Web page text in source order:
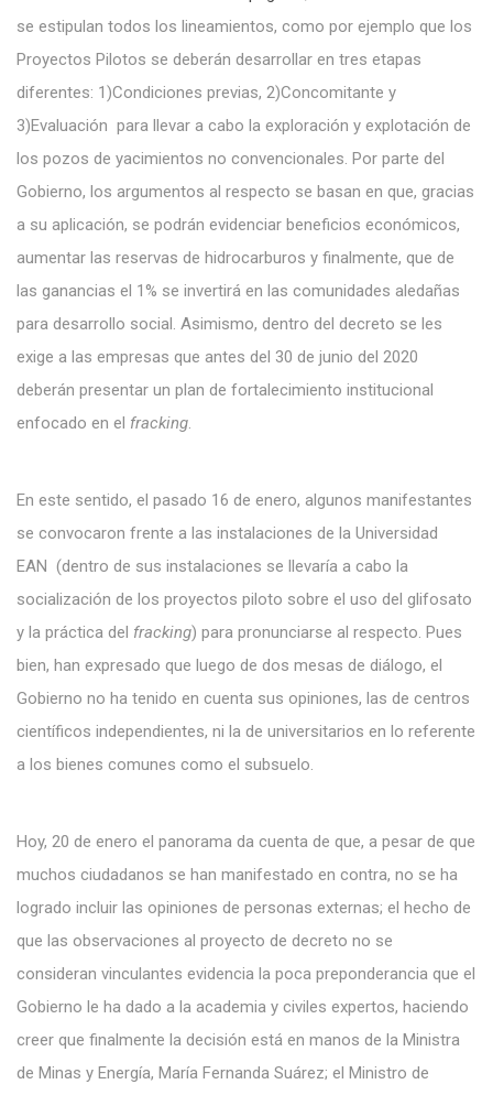
se estipulan todos los lineamientos, como por ejemplo que los
Proyectos Pilotos se deberán desarrollar en tres etapas
diferentes: 1)Condiciones previas, 2)Concomitante y
3)Evaluación para llevar a cabo la exploración y explotación de
los pozos de yacimientos no convencionales. Por parte del
Gobierno, los argumentos al respecto se basan en que, gracias
a su aplicación, se podrán evidenciar beneficios económicos,
aumentar las reservas de hidrocarburos y finalmente, que de
las ganancias el 1% se invertirá en las comunidades aledañas
para desarrollo social. Asimismo, dentro del decreto se les
exige a las empresas que antes del 30 de junio del 2020
deberán presentar un plan de fortalecimiento institucional
enfocado en el fracking.
En este sentido, el pasado 16 de enero, algunos manifestantes
se convocaron frente a las instalaciones de la Universidad
EAN (dentro de sus instalaciones se llevaría a cabo la
socialización de los proyectos piloto sobre el uso del glifosato
y la práctica del fracking) para pronunciarse al respecto. Pues
bien, han expresado que luego de dos mesas de diálogo, el
Gobierno no ha tenido en cuenta sus opiniones, las de centros
científicos independientes, ni la de universitarios en lo referente
a los bienes comunes como el subsuelo.
Hoy, 20 de enero el panorama da cuenta de que, a pesar de que
muchos ciudadanos se han manifestado en contra, no se ha
logrado incluir las opiniones de personas externas; el hecho de
que las observaciones al proyecto de decreto no se
consideran vinculantes evidencia la poca preponderancia que el
Gobierno le ha dado a la academia y civiles expertos, haciendo
creer que finalmente la decisión está en manos de la Ministra
de Minas y Energía, María Fernanda Suárez; el Ministro de